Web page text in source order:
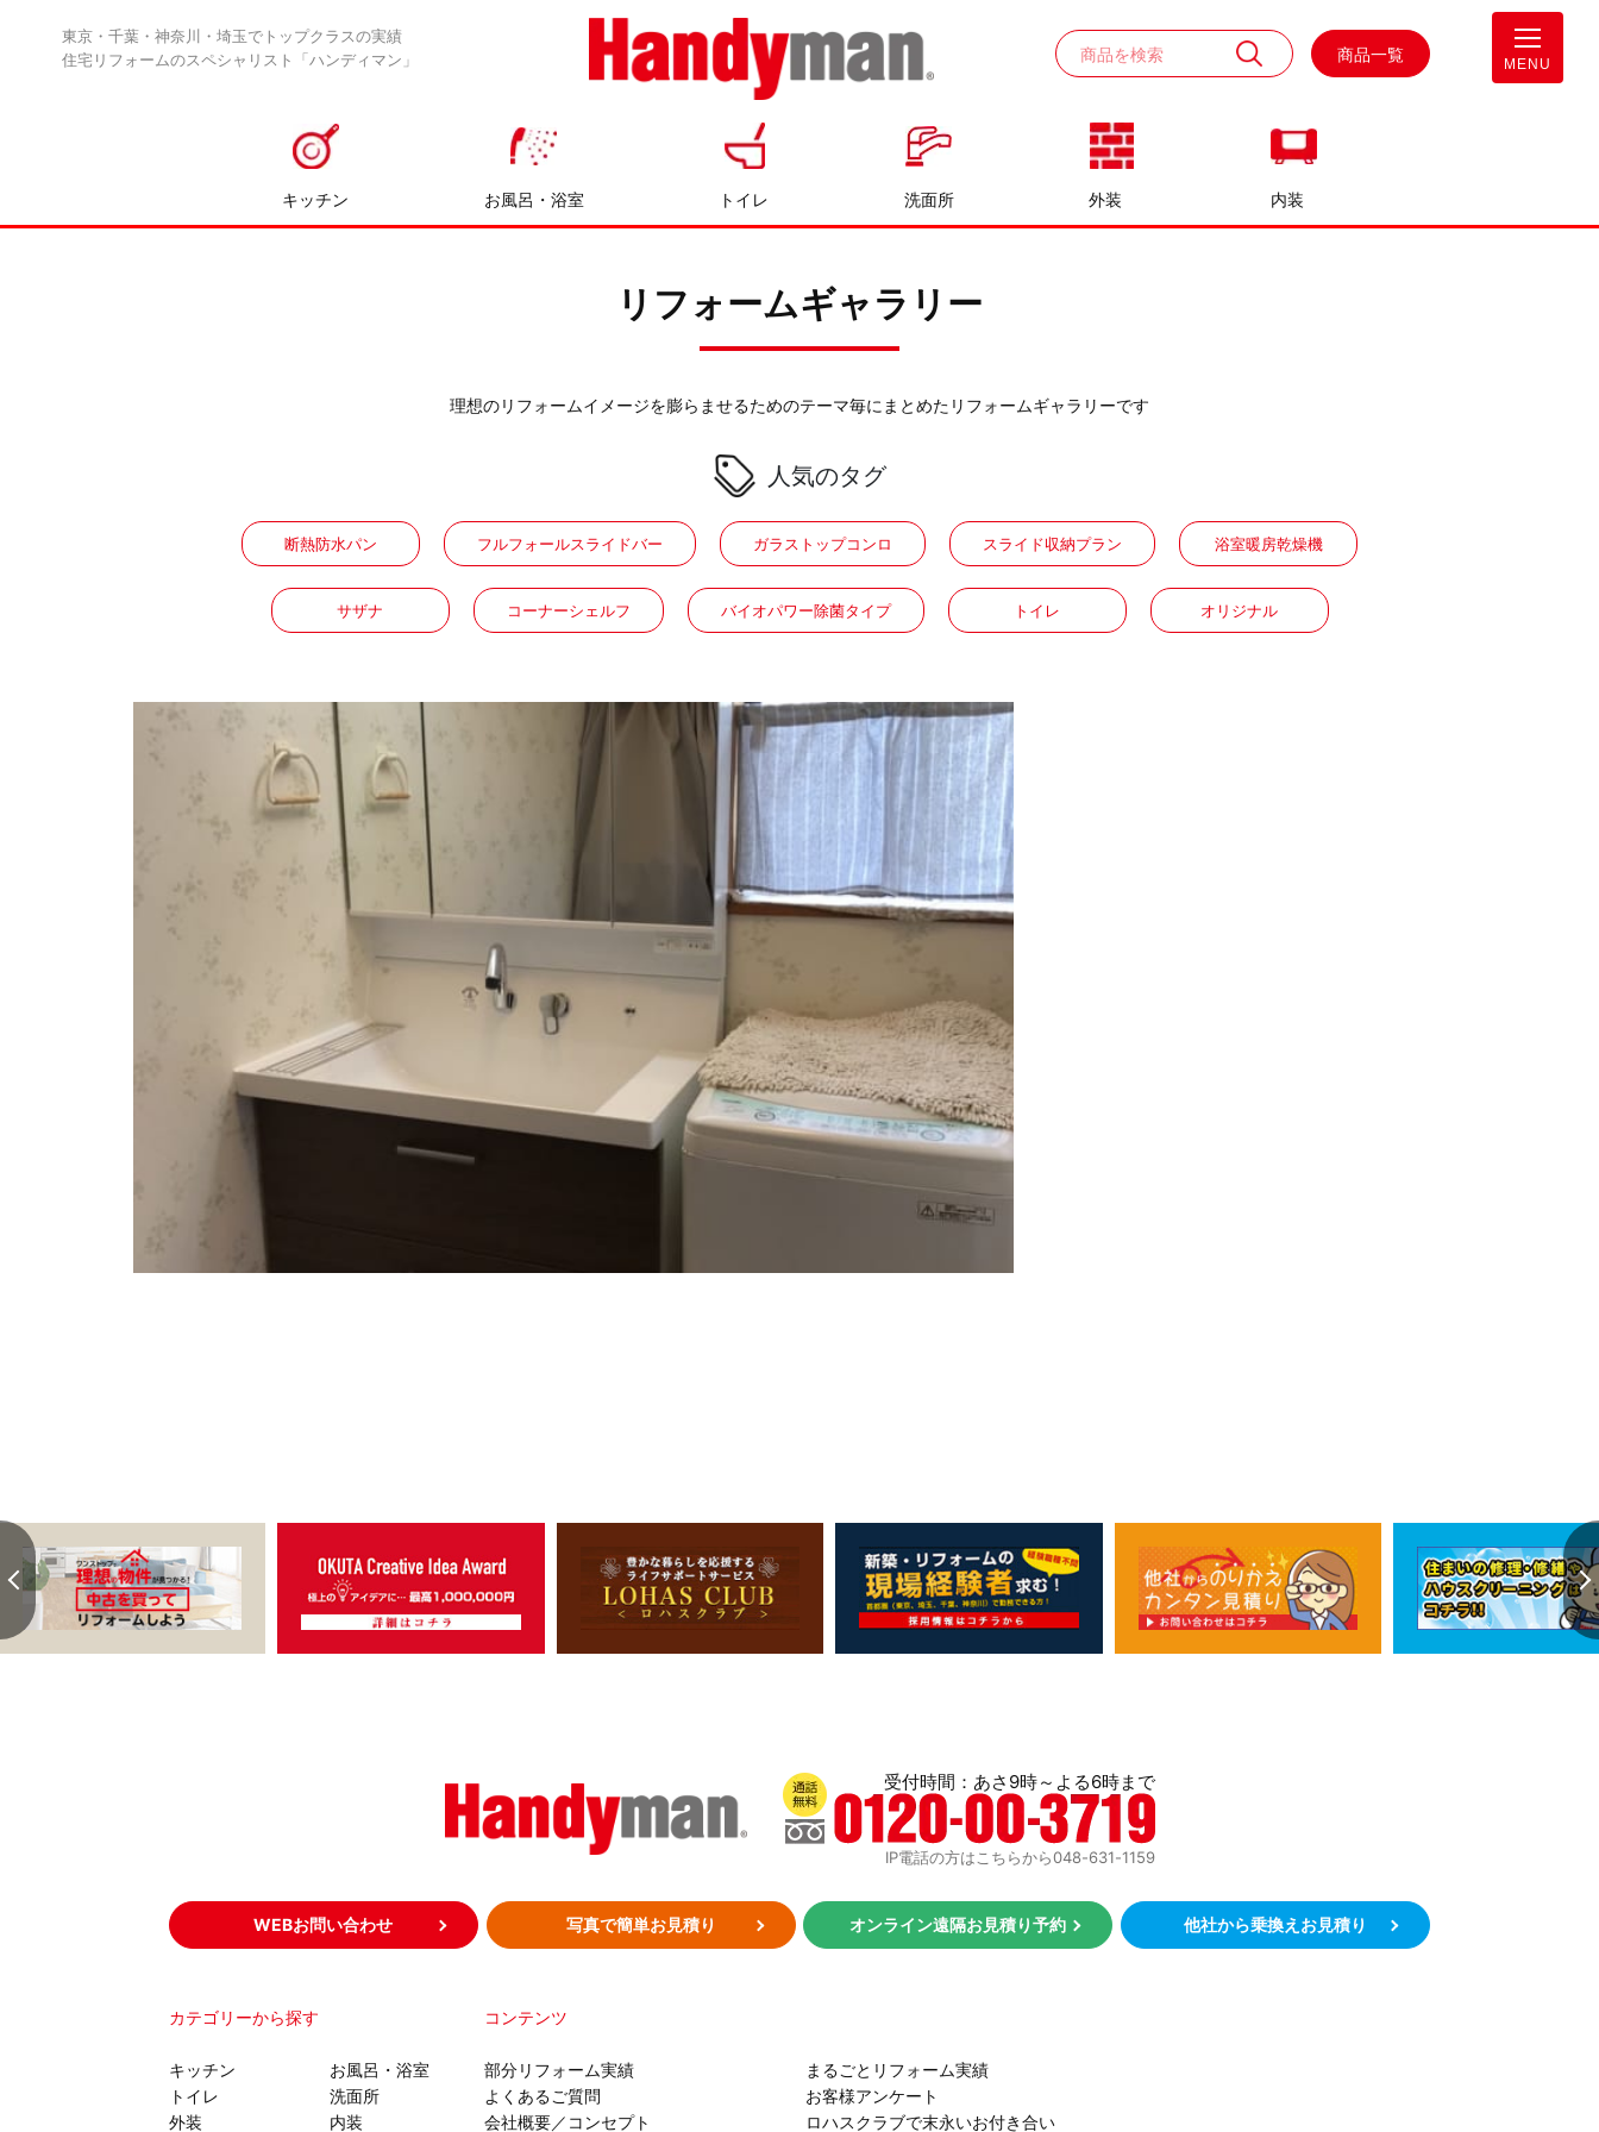
東京・千葉・神奈川・埼玉でトップクラスの実績
住宅リフォームのスペシャリスト「ハンディマン」
お風呂やキッチンのリフォームならハン
商品一覧
キッチン お風呂・浴室 トイレ 洗面所 外装 内装
MENU
リフォームギャラリー
理想のリフォームイメージを膨らませるためのテーマ毎にまとめたリフォームギャラリーです
人気のタグ
断熱防水パン フルフォールスライドバー ガラストップコンロ スライド収納プラン 浴室暖房乾燥機
サザナ コーナーシェルフ バイオパワー除菌タイプ トイレ オリジナル
受付時間：あさ9時～よる6時まで
通話無料：0120-00-3719
IP電話の方はこちらから048-631-1159
WEBお問い合わせ 写真で簡単お見積り オンライン遠隔お見積り予約 他社から乗換えお見積り
カテゴリーから探す
キッチン
お風呂・浴室
トイレ
洗面所
外装
内装
コンテンツ
部分リフォーム実績
まるごとリフォーム実績
よくあるご質問
お客様アンケート
会社概要／コンセプト
ロハスクラブで末永いお付き合い